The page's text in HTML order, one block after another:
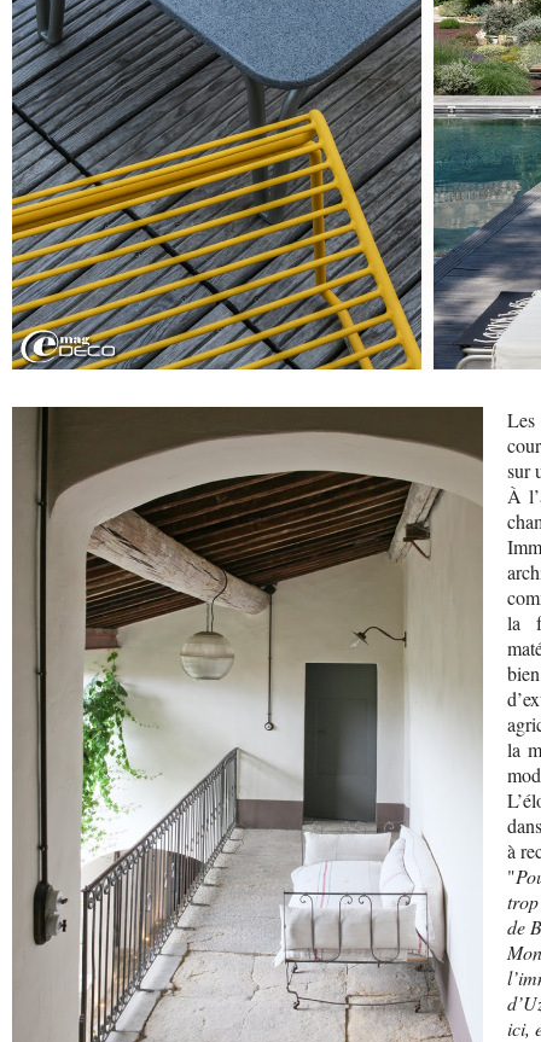
sur
À
la
la
à
"
de
ici,